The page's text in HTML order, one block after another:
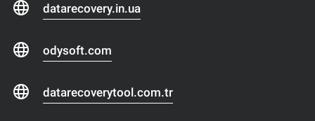
datarecovery.in.ua
odysoft.com
datarecoverytool.com.tr